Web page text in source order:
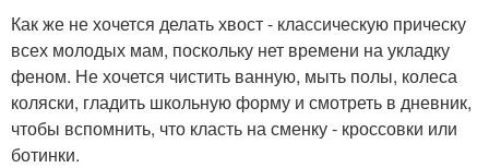
Как же не хочется делать хвост - классическую прическу
всех молодых мам, поскольку нет времени на укладку
феном. Не хочется чистить ванную, мыть полы, колеса
коляски, гладить школьную форму и смотреть в дневник,
чтобы вспомнить, что класть на сменку - кроссовки или
ботинки.